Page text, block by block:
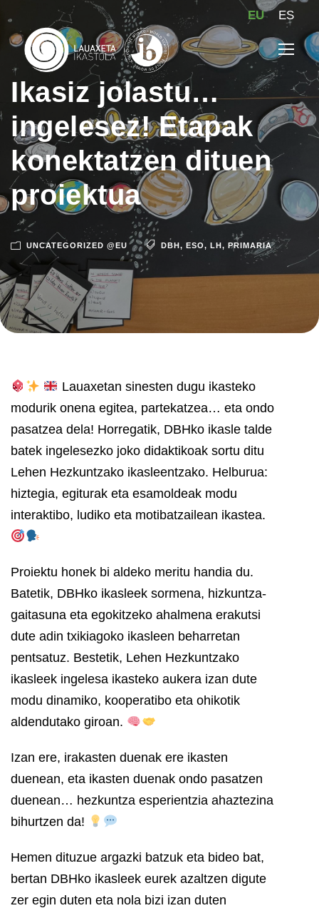
EU ES
Ikasiz jolastu…
ingelesez! Etapak
konektatzen dituen
proiektua
UNCATEGORIZED @EU DBH, ESO, LH, PRIMARIA
Lauaxetan sinesten dugu ikasteko
modurik onena egitea, partekatzea… eta ondo
pasatzea dela! Horregatik, DBHko ikasle talde
batek ingelesezko joko didaktikoak sortu ditu
Lehen Hezkuntzako ikasleentzako. Helburua:
hiztegia, egiturak eta esamoldeak modu
interaktibo, ludiko eta motibatzailean ikastea.
Proiektu honek bi aldeko meritu handia du.
Batetik, DBHko ikasleek sormena, hizkuntza-
gaitasuna eta egokitzeko ahalmena erakutsi
dute adin txikiagoko ikasleen beharretan
pentsatuz. Bestetik, Lehen Hezkuntzako
ikasleek ingelesa ikasteko aukera izan dute
modu dinamiko, kooperatibo eta ohikotik
aldendutako giroan.
Izan ere, irakasten duenak ere ikasten
duenean, eta ikasten duenak ondo pasatzen
duenean… hezkuntza esperientzia ahaztezina
bihurtzen da!
Hemen dituzue argazki batzuk eta bideo bat,
bertan DBHko ikasleek eurek azaltzen digute
zer egin duten eta nola bizi izan duten